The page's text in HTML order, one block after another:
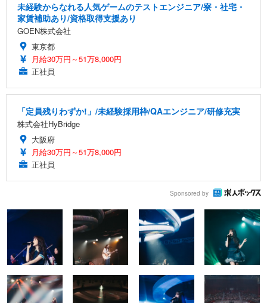
未経験からなれる人気ゲームのテストエンジニア/寮・社宅・
家賃補助あり/資格取得支援あり
GOEN株式会社
東京都
月給30万円～51万8,000円
正社員
「定員残りわずか!」/未経験採用枠/QAエンジニア/研修充実
株式会社HyBridge
大阪府
月給30万円～51万8,000円
正社員
Sponsored by